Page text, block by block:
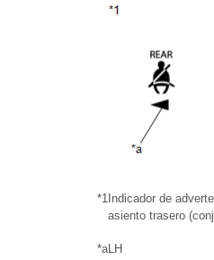
*1 Indicador de
asiento trasero
*aLH